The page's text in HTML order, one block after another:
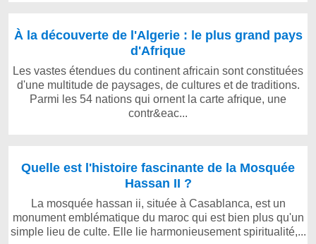
À la découverte de l'Algerie : le plus grand pays
d'Afrique
Les vastes étendues du continent africain sont constituées
d'une multitude de paysages, de cultures et de traditions.
Parmi les 54 nations qui ornent la carte afrique, une
contr&eac...
Quelle est l'histoire fascinante de la Mosquée
Hassan II ?
La mosquée hassan ii, située à Casablanca, est un
monument emblématique du maroc qui est bien plus qu'un
simple lieu de culte. Elle lie harmonieusement spiritualité,...